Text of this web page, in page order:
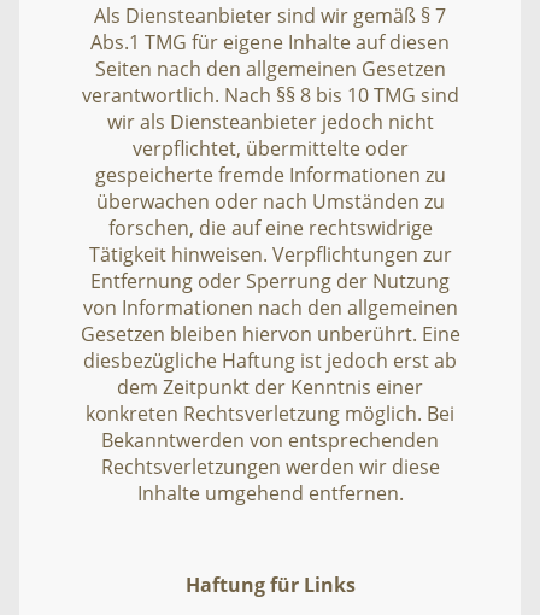
Als Diensteanbieter sind wir gemäß § 7
Abs.1 TMG für eigene Inhalte auf diesen
Seiten nach den allgemeinen Gesetzen
verantwortlich. Nach §§ 8 bis 10 TMG sind
wir als Diensteanbieter jedoch nicht
verpflichtet, übermittelte oder
gespeicherte fremde Informationen zu
überwachen oder nach Umständen zu
forschen, die auf eine rechtswidrige
Tätigkeit hinweisen. Verpflichtungen zur
Entfernung oder Sperrung der Nutzung
von Informationen nach den allgemeinen
Gesetzen bleiben hiervon unberührt. Eine
diesbezügliche Haftung ist jedoch erst ab
dem Zeitpunkt der Kenntnis einer
konkreten Rechtsverletzung möglich. Bei
Bekanntwerden von entsprechenden
Rechtsverletzungen werden wir diese
Inhalte umgehend entfernen.
Haftung für Links